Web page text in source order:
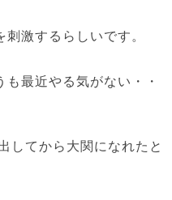
激するらしいです。
最近やる気がない・・
してから大関になれたと